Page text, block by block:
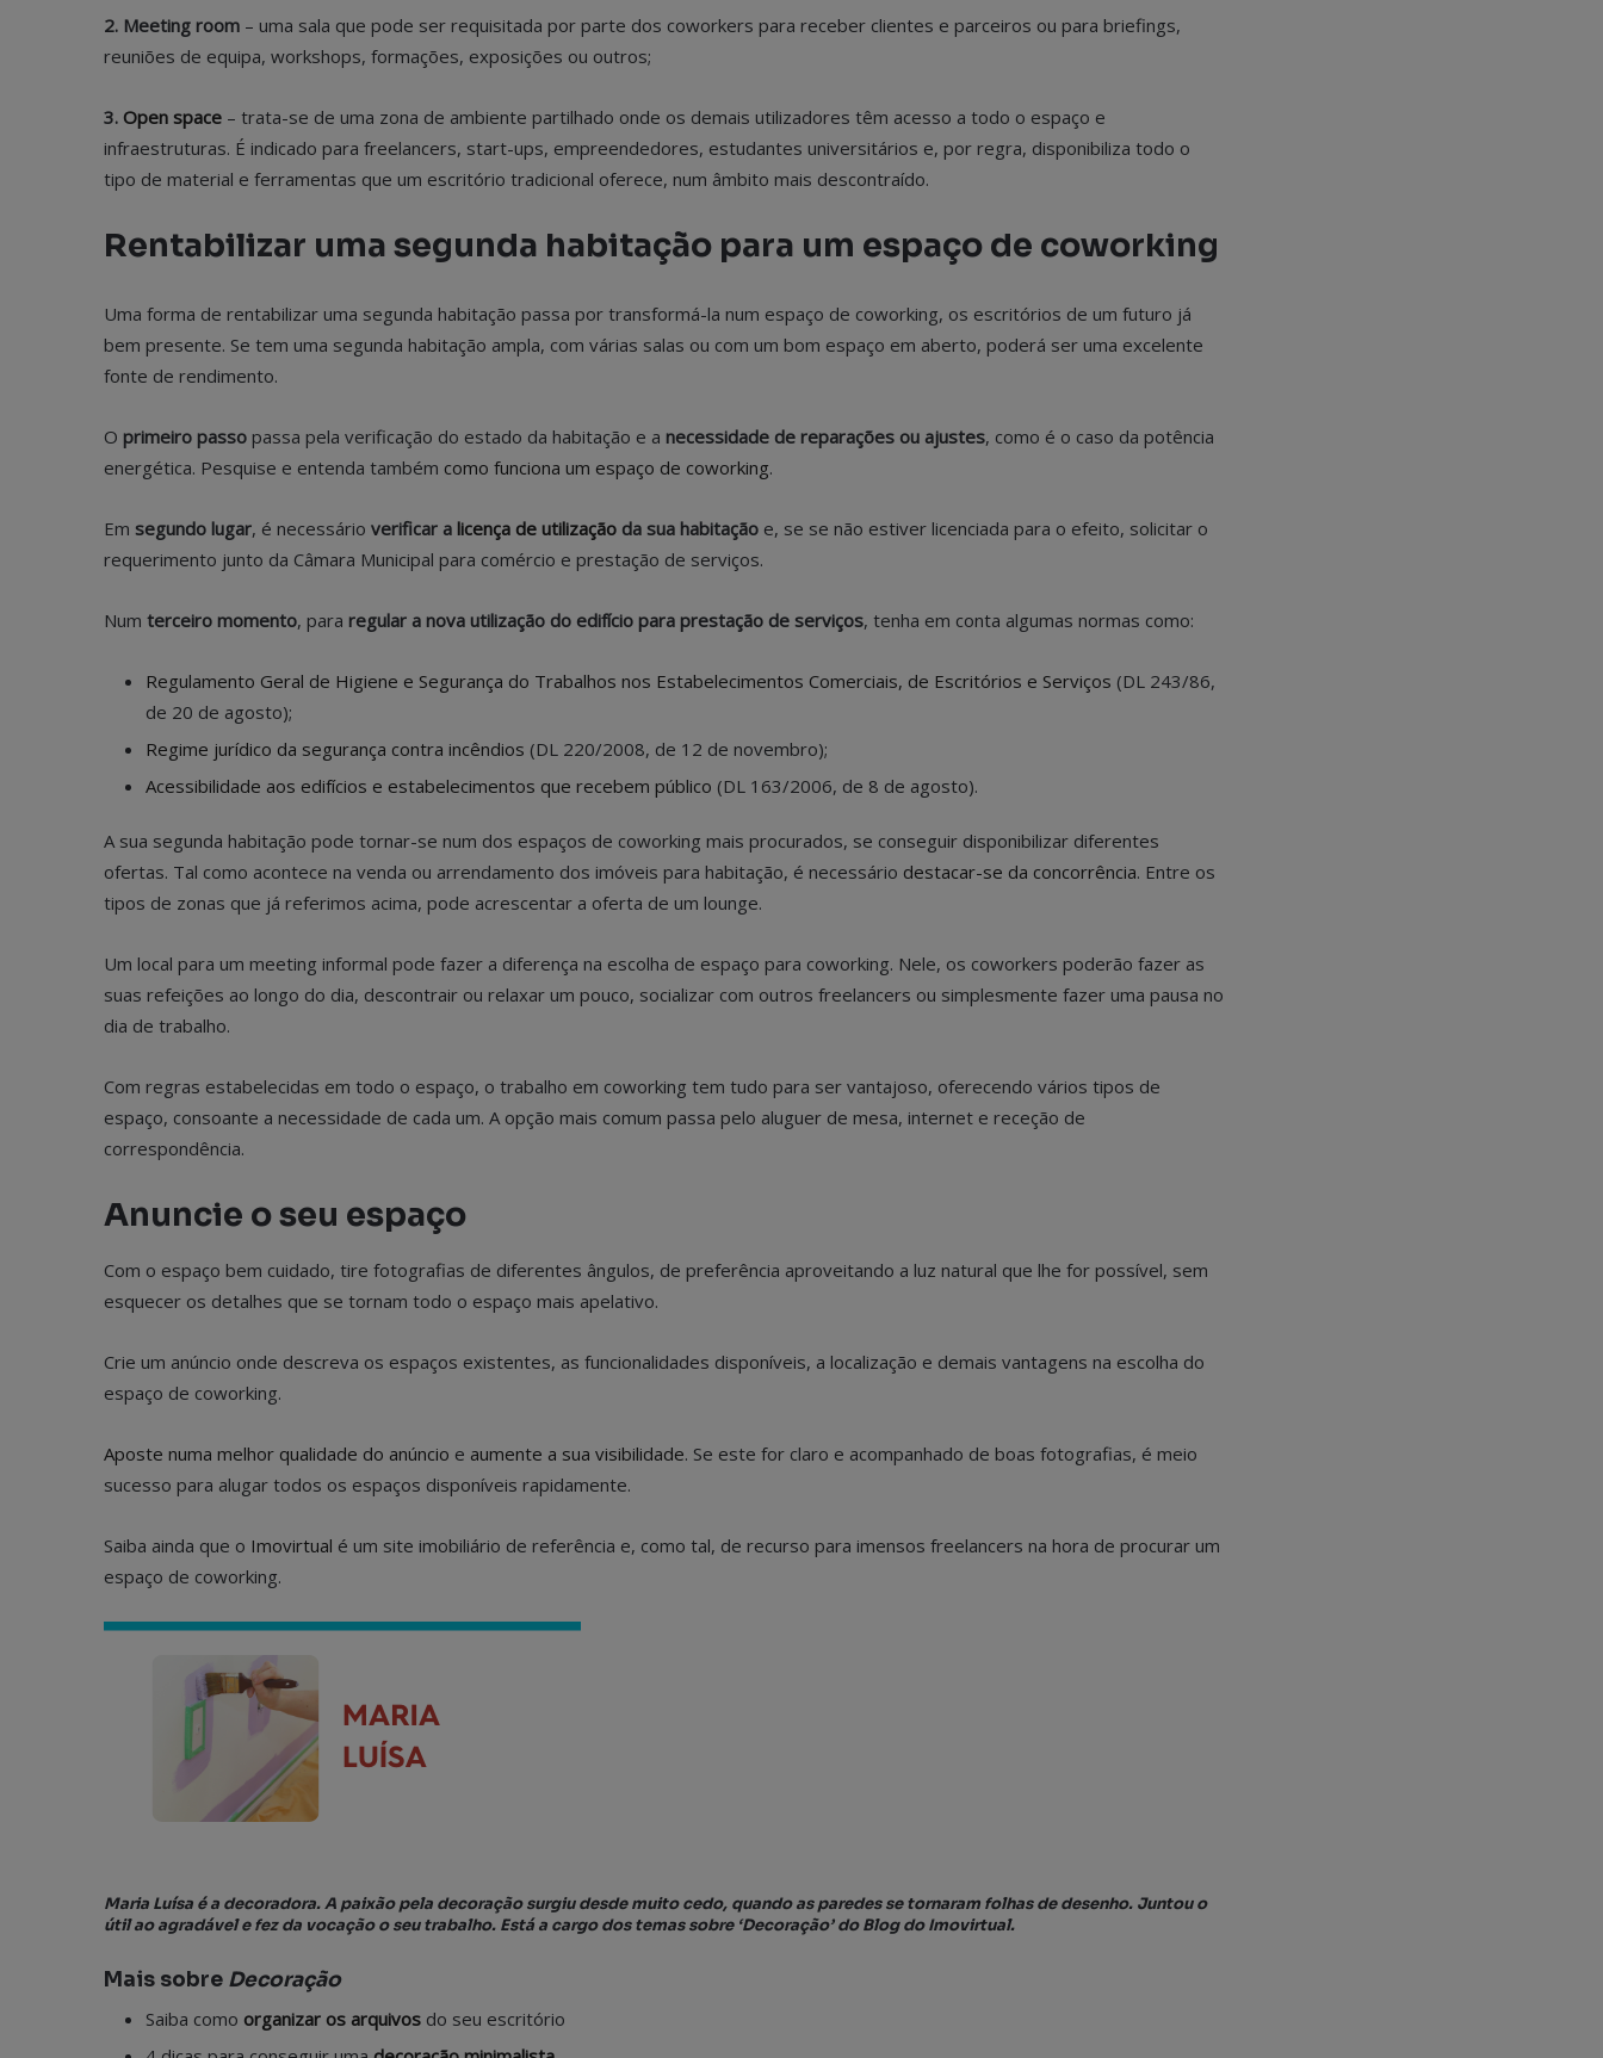
2. Meeting room – uma sala que pode ser requisitada por parte dos coworkers para receber clientes e parceiros ou para briefings,
reuniões de equipa, workshops, formações, exposições ou outros;
3. Open space – trata-se de uma zona de ambiente partilhado onde os demais utilizadores têm acesso a todo o espaço e
infraestruturas. É indicado para freelancers, start-ups, empreendedores, estudantes universitários e, por regra, disponibiliza todo o
tipo de material e ferramentas que um escritório tradicional oferece, num âmbito mais descontraído.
Rentabilizar uma segunda habitação para um espaço de coworking
Uma forma de rentabilizar uma segunda habitação passa por transformá-la num espaço de coworking, os escritórios de um futuro já
bem presente. Se tem uma segunda habitação ampla, com várias salas ou com um bom espaço em aberto, poderá ser uma excelente
fonte de rendimento.
O primeiro passo passa pela verificação do estado da habitação e a necessidade de reparações ou ajustes, como é o caso da potência
energética. Pesquise e entenda também como funciona um espaço de coworking.
Em segundo lugar, é necessário verificar a licença de utilização da sua habitação e, se se não estiver licenciada para o efeito, solicitar o
requerimento junto da Câmara Municipal para comércio e prestação de serviços.
Num terceiro momento, para regular a nova utilização do edifício para prestação de serviços, tenha em conta algumas normas como:
Regulamento Geral de Higiene e Segurança do Trabalhos nos Estabelecimentos Comerciais, de Escritórios e Serviços (DL 243/86,
de 20 de agosto);
Regime jurídico da segurança contra incêndios (DL 220/2008, de 12 de novembro);
Acessibilidade aos edifícios e estabelecimentos que recebem público (DL 163/2006, de 8 de agosto).
A sua segunda habitação pode tornar-se num dos espaços de coworking mais procurados, se conseguir disponibilizar diferentes
ofertas. Tal como acontece na venda ou arrendamento dos imóveis para habitação, é necessário destacar-se da concorrência. Entre os
tipos de zonas que já referimos acima, pode acrescentar a oferta de um lounge.
Um local para um meeting informal pode fazer a diferença na escolha de espaço para coworking. Nele, os coworkers poderão fazer as
suas refeições ao longo do dia, descontrair ou relaxar um pouco, socializar com outros freelancers ou simplesmente fazer uma pausa no
dia de trabalho.
Com regras estabelecidas em todo o espaço, o trabalho em coworking tem tudo para ser vantajoso, oferecendo vários tipos de
espaço, consoante a necessidade de cada um. A opção mais comum passa pelo aluguer de mesa, internet e receção de
correspondência.
Anuncie o seu espaço
Com o espaço bem cuidado, tire fotografias de diferentes ângulos, de preferência aproveitando a luz natural que lhe for possível, sem
esquecer os detalhes que se tornam todo o espaço mais apelativo.
Crie um anúncio onde descreva os espaços existentes, as funcionalidades disponíveis, a localização e demais vantagens na escolha do
espaço de coworking.
Aposte numa melhor qualidade do anúncio e aumente a sua visibilidade. Se este for claro e acompanhado de boas fotografias, é meio
sucesso para alugar todos os espaços disponíveis rapidamente.
Saiba ainda que o Imovirtual é um site imobiliário de referência e, como tal, de recurso para imensos freelancers na hora de procurar um
espaço de coworking.
Maria Luísa é a decoradora. A paixão pela decoração surgiu desde muito cedo, quando as paredes se tornaram folhas de desenho. Juntou o
útil ao agradável e fez da vocação o seu trabalho. Está a cargo dos temas sobre ‘Decoração’ do Blog do Imovirtual.
Mais sobre Decoração
Saiba como organizar os arquivos do seu escritório